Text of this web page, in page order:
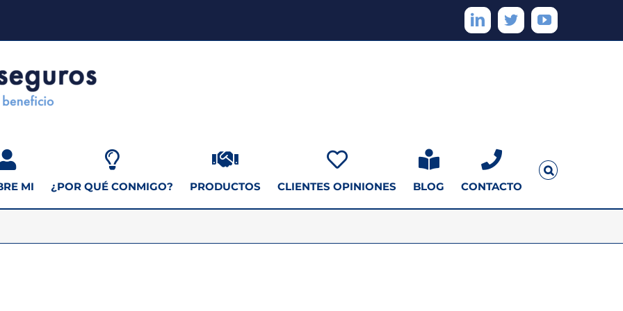
LinkedInTwitterYouTube
MI ¿POR QUÉ CONMIGO? PRODUCTOS CLIENTES OPINIONES BLOG CONTACTO